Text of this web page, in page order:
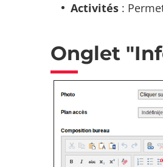
Activités:
Onglet